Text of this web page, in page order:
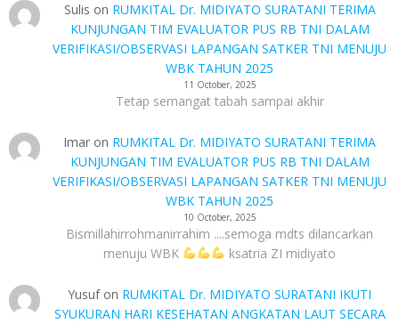
Sulis on RUMKITAL Dr. MIDIYATO SURATANI TERIMA
KUNJUNGAN TIM EVALUATOR PUS RB TNI DALAM
VERIFIKASI/OBSERVASI LAPANGAN SATKER TNI MENUJU
WBK TAHUN 2025
11 October, 2025
Tetap semangat tabah sampai akhir
Imar on RUMKITAL Dr. MIDIYATO SURATANI TERIMA
KUNJUNGAN TIM EVALUATOR PUS RB TNI DALAM
VERIFIKASI/OBSERVASI LAPANGAN SATKER TNI MENUJU
WBK TAHUN 2025
10 October, 2025
Bismillahirrohmanirrahim ....semoga mdts dilancarkan
menuju WBK
ksatria ZI midiyato
Yusufon RUMKITAL Dr. MIDIYATO SURATANI IKUTI
SYUKURAN HARI KESEHATAN ANGKATAN LAUT SECARA